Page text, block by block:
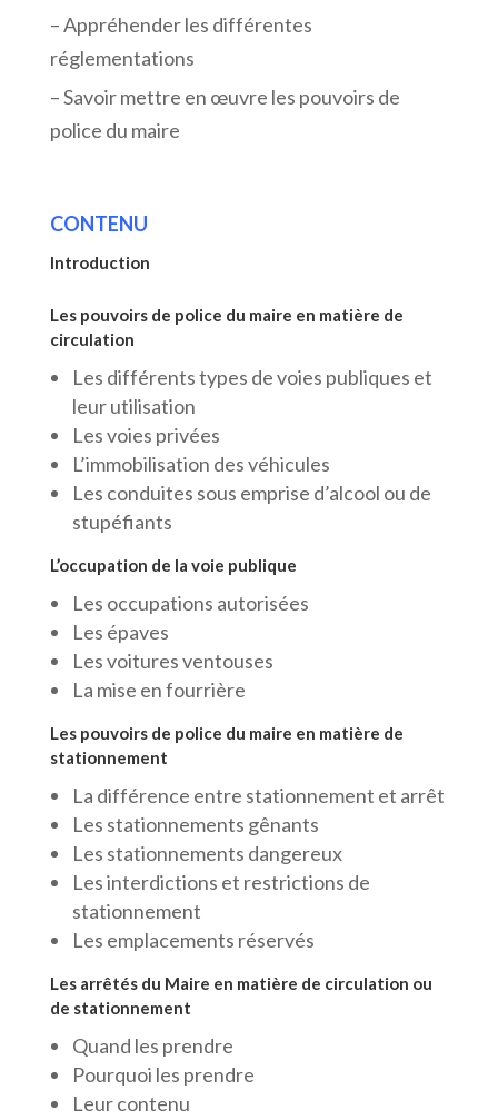
– Appréhender les différentes
réglementations
– Savoir mettre en œuvre les pouvoirs de
police du maire
CONTENU
Introduction
Les pouvoirs de police du maire en matière de
circulation
Les différents types de voies publiques et
leur utilisation
Les voies privées
L’immobilisation des véhicules
Les conduites sous emprise d’alcool ou de
stupéfiants
L’occupation de la voie publique
Les occupations autorisées
Les épaves
Les voitures ventouses
La mise en fourrière
Les pouvoirs de police du maire en matière de
stationnement
La différence entre stationnement et arrêt
Les stationnements gênants
Les stationnements dangereux
Les interdictions et restrictions de
stationnement
Les emplacements réservés
Les arrêtés du Maire en matière de circulation ou
de stationnement
Quand les prendre
Pourquoi les prendre
Leur contenu